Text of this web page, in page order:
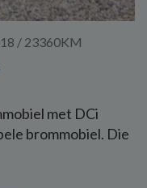
/ 23360KM
met DCi
brommobiel. Die